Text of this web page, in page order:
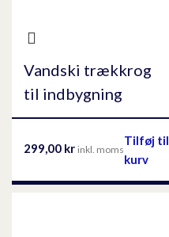
Vandski trækkrog
til indbygning
299,00 kr inkl. moms
Tilføj til
kurv